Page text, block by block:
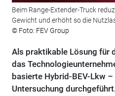
Beim Range-Extender-Truck
Gewicht und erhöht so die
© Foto: FEV Group
Als praktikable Lösung für
das
basierte Hybrid-BEV-Lkw
Untersuchung